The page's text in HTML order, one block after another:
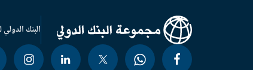
البنك الدولي